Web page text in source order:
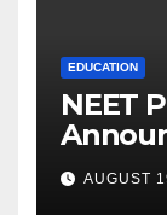
EDUCATION
NEET
Cut-
AUGUST